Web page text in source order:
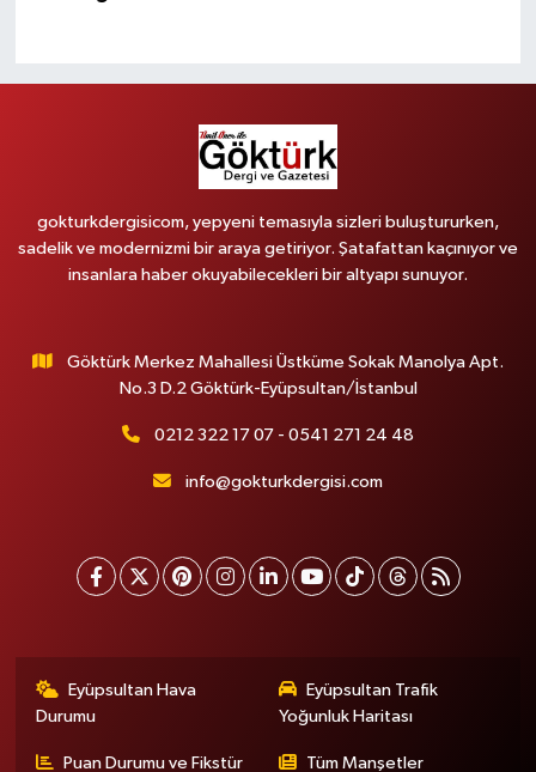
gokturkdergisicom, yepyeni temasıyla sizleri buluştururken,
sadelik ve modernizmi bir araya getiriyor. Şatafattan kaçınıyor ve
insanlara haber okuyabilecekleri bir altyapı sunuyor.
Göktürk Merkez Mahallesi Üstküme Sokak Manolya Apt.
No.3 D.2 Göktürk-Eyüpsultan/İstanbul
0212 322 17 07 - 0541 271 24 48
info@gokturkdergisi.com
Eyüpsultan Hava
Durumu
Eyüpsultan Trafik
Yoğunluk Haritası
Puan Durumu ve Fikstür Tüm Manşetler